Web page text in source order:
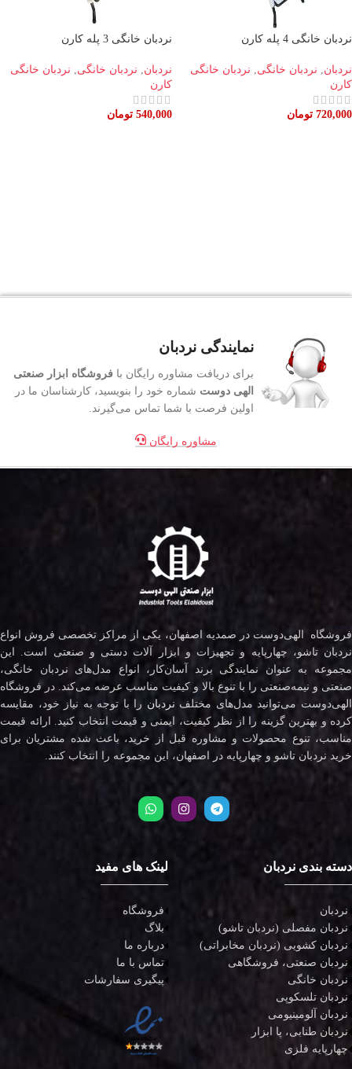
نردبان خانگی 4 پله کارن
نردبان, نردبان خانگی, نردبان خانگی
کارن
720,000 تومان
نردبان خانگی 3 پله کارن
نردبان, نردبان خانگی, نردبان خانگی
کارن
540,000 تومان
نمایندگی نردبان
برای دریافت مشاوره رایگان با فروشگاه ابزار صنعتی
الهی دوست شماره خود را بنویسید، کارشناسان ما در
اولین فرصت با شما تماس می‌گیرند.
مشاوره رایگان
فروشگاه الهی‌دوست در صمدیه اصفهان، یکی از مراکز تخصصی فروش انواع
نردبان تاشو، چهارپایه و تجهیزات و ابزار آلات دستی و صنعتی است. این
مجموعه به عنوان نمایندگی برند آسان‌کار، انواع مدل‌های نردبان خانگی،
صنعتی و نیمه‌صنعتی را با تنوع بالا و کیفیت مناسب عرضه می‌کند. در فروشگاه
الهی‌دوست می‌توانید مدل‌های مختلف نردبان را با توجه به نیاز خود، مقایسه
کرده و بهترین گزینه را از نظر کیفیت، ایمنی و قیمت انتخاب کنید. ارائه قیمت
مناسب، تنوع محصولات و مشاوره قبل از خرید، باعث شده مشتریان برای
خرید نردبان تاشو و چهارپایه در اصفهان، این مجموعه را انتخاب کنند.
دسته بندی نردبان
نردبان
نردبان مفصلی (نردبان تاشو)
نردبان کشویی (نردبان مخابراتی)
نردبان صنعتی، فروشگاهی
نردبان خانگی
نردبان تلسکوپی
نردبان آلومینیومی
نردبان طنابی، پا ابزار
چهارپایه فلزی
لینک های مفید
فروشگاه
بلاگ
درباره ما
تماس با ما
پیگیری سفارشات